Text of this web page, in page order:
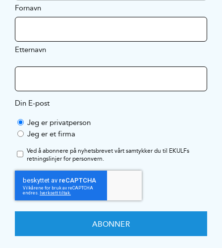
Fornavn
Etternavn
Din E-post
Jeg er privatperson
Jeg er et firma
Ved å abonnere på nyhetsbrevet vårt samtykker du til EKULFs
retningslinjer for personvern.